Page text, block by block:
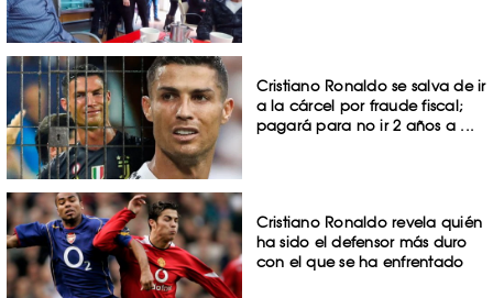
Cristiano Ronaldo se salva de ir
a la cárcel por fraude fiscal;
pagará para no ir 2 años a ...
Cristiano Ronaldo revela quién
ha sido el defensor más duro
con el que se ha enfrentado